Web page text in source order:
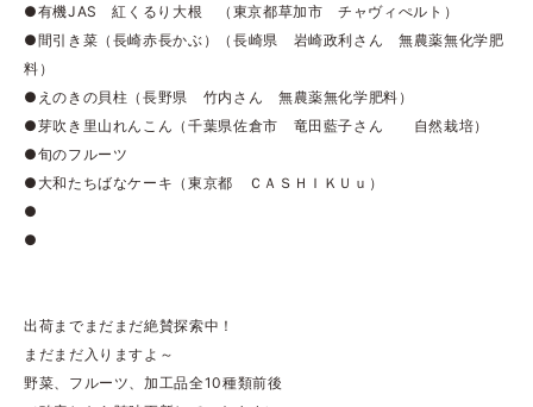
●有機JAS 紅くるり大根 （東京都草加市 チャヴィぺルト）
●間引き菜（長崎赤長かぶ）（長崎県 岩崎政利さん 無農薬無化学肥
料）
●えのきの貝柱（長野県 竹内さん 無農薬無化学肥料）
●芽吹き里山れんこん（千葉県佐倉市 竜田藍子さん 自然栽培）
●旬のフルーツ
●大和たちばなケーキ（東京都 ＣＡＳＨＩＫＵｕ）
●
●
出荷までまだまだ絶賛探索中！
まだまだ入りますよ～
野菜、フルーツ、加工品全10種類前後